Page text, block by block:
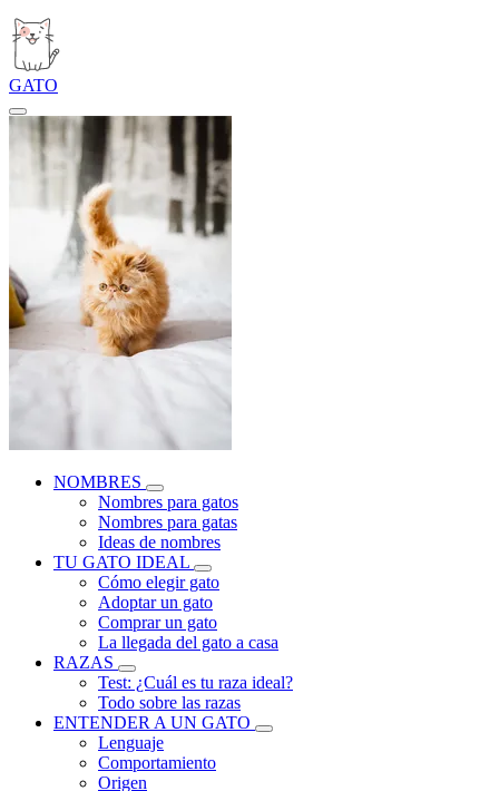
GATO
NOMBRES
Nombres para gatos
Nombres para gatas
Ideas de nombres
TU GATO IDEAL
Cómo elegir gato
Adoptar un gato
Comprar un gato
La llegada del gato a casa
RAZAS
Test: ¿Cuál es tu raza ideal?
Todo sobre las razas
ENTENDER A UN GATO
Lenguaje
Comportamiento
Origen